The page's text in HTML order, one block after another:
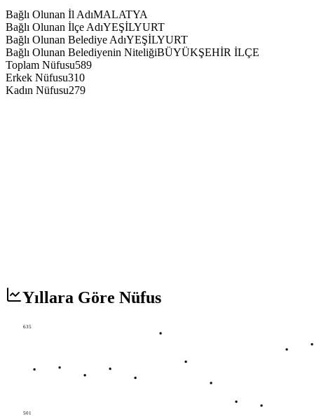
Bağlı Olunan İl AdıMALATYA
Bağlı Olunan İlçe AdıYEŞİLYURT
Bağlı Olunan Belediye AdıYEŞİLYURT
Bağlı Olunan Belediyenin NiteliğiBÜYÜKŞEHİR İLÇE
Toplam Nüfusu589
Erkek Nüfusu310
Kadın Nüfusu279
Yıllara Göre Nüfus
635
501